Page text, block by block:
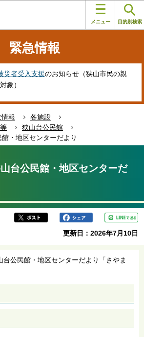
メニュー 目的別検索
緊急情報
災者受入支援のお知らせ（狭山市民の親
象）
報
各施設
狭山台公民館
・地区センターだより
台公民館・地区センターだ
更新日：2026年7月10日
台公民館・地区センターだより「さやま